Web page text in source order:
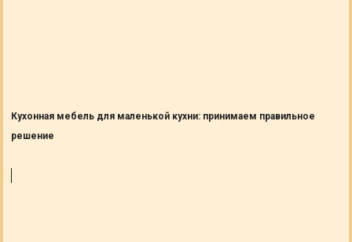
Кухонная мебель для маленькой кухни: принимаем правильное
решение